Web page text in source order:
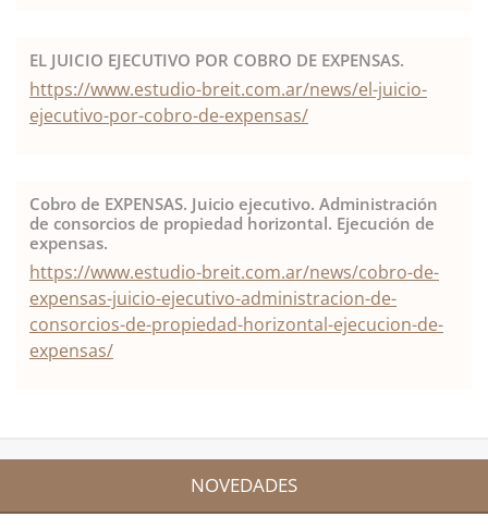
EL JUICIO EJECUTIVO POR COBRO DE EXPENSAS.
https://www.estudio-breit.com.ar/news/el-juicio-
ejecutivo-por-cobro-de-expensas/
Cobro de EXPENSAS. Juicio ejecutivo. Administración
de consorcios de propiedad horizontal. Ejecución de
expensas.
https://www.estudio-breit.com.ar/news/cobro-de-
expensas-juicio-ejecutivo-administracion-de-
consorcios-de-propiedad-horizontal-ejecucion-de-
expensas/
NOVEDADES